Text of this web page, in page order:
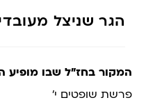
הגר שניצל
המקור בחז”ל שבו מופיע
פרשת שופטים י’